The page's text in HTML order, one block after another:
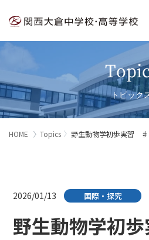
トピック
HOME Topics 野生動物学初歩実習
2026/01/13 国際・探究
野生動物学初